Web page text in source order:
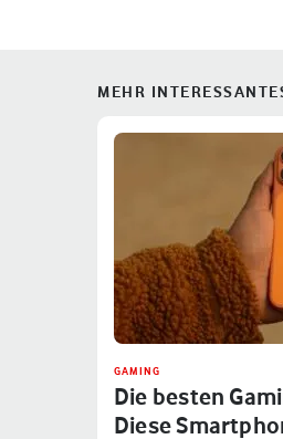
MEHR
GAMING
Die besten
Diese